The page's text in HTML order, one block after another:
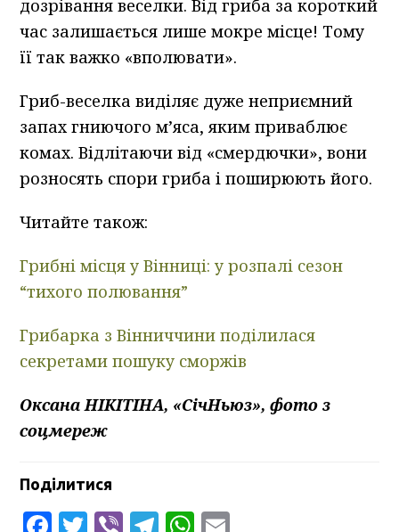
дозрівання веселки. Від гриба за короткий
час залишається лише мокре місце! Тому
її так важко «вполювати».
Гриб-веселка виділяє дуже неприємний
запах гниючого м’яса, яким приваблює
комах. Відлітаючи від «смердючки», вони
розносять спори гриба і поширюють його.
Читайте також:
Грибні місця у Вінниці: у розпалі сезон
“тихого полювання”
Грибарка з Вінниччини поділилася
секретами пошуку сморжів
Оксана НІКІТІНА, «СічНьюз», фото з
соцмереж
Поділитися